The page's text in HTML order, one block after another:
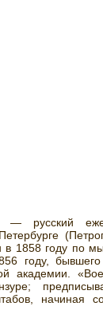
русский
в 1858 году по
году,
академии.
начиная